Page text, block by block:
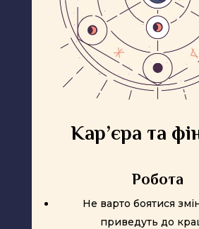
Кар’єра та
Робота
Не варто боятися
приведуть до